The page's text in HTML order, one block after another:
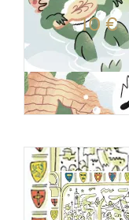
Gratuit pour
10 €